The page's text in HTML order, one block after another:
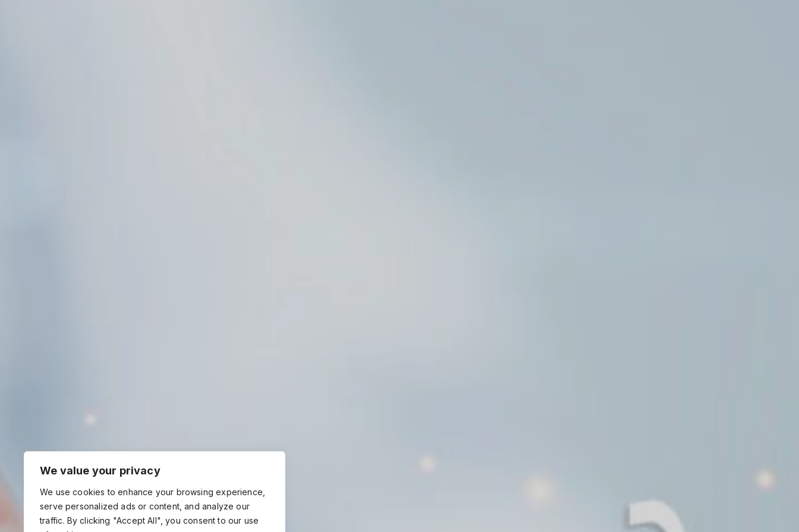
We value your privacy
We use cookies to enhance your browsing experience,
serve personalized ads or content, and analyze our
traffic. By clicking "Accept All", you consent to our use